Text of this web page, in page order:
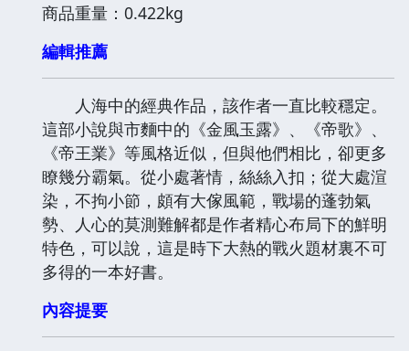
商品重量：0.422kg
編輯推薦
人海中的經典作品，該作者一直比較穩定。
這部小說與市麵中的《金風玉露》、《帝歌》、
《帝王業》等風格近似，但與他們相比，卻更多
瞭幾分霸氣。從小處著情，絲絲入扣；從大處渲
染，不拘小節，頗有大傢風範，戰場的蓬勃氣
勢、人心的莫測難解都是作者精心布局下的鮮明
特色，可以說，這是時下大熱的戰火題材裏不可
多得的一本好書。
內容提要